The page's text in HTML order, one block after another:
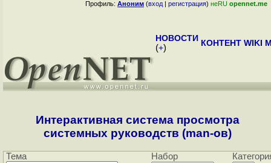
Профиль: Аноним (вход | регистрация) неRU opennet.me
НОВОСТИ
(+) КОНТЕНТ WIKI
Интерактивная система просмотра
системных руководств (man-ов)
Тема Набор